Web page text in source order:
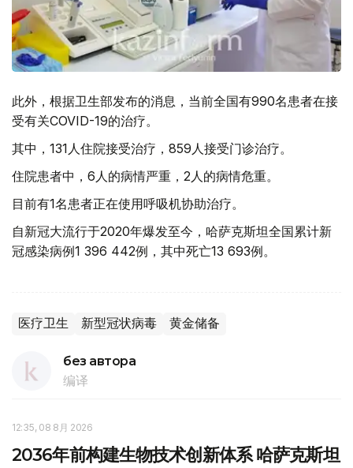
此外，根据卫生部发布的消息，当前全国有990名患者在接
受有关COVID-19的治疗。
其中，131人住院接受治疗，859人接受门诊治疗。
住院患者中，6人的病情严重，2人的病情危重。
目前有1名患者正在使用呼吸机协助治疗。
自新冠大流行于2020年爆发至今，哈萨克斯坦全国累计新
冠感染病例1 396 442例，其中死亡13 693例。
医疗卫生 新型冠状病毒 黄金储备
без автора
编译
12:35, 08 8月 2026
2036年前构建生物技术创新体系 哈萨克斯坦